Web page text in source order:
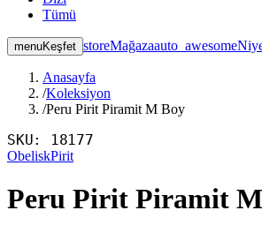
Tümü
menuKeşfet storeMağazaauto_awesome
Anasayfa
/Koleksiyon
/Peru Pirit Piramit M Boy
SKU: 18177
ObeliskPirit
Peru Pirit Piramit